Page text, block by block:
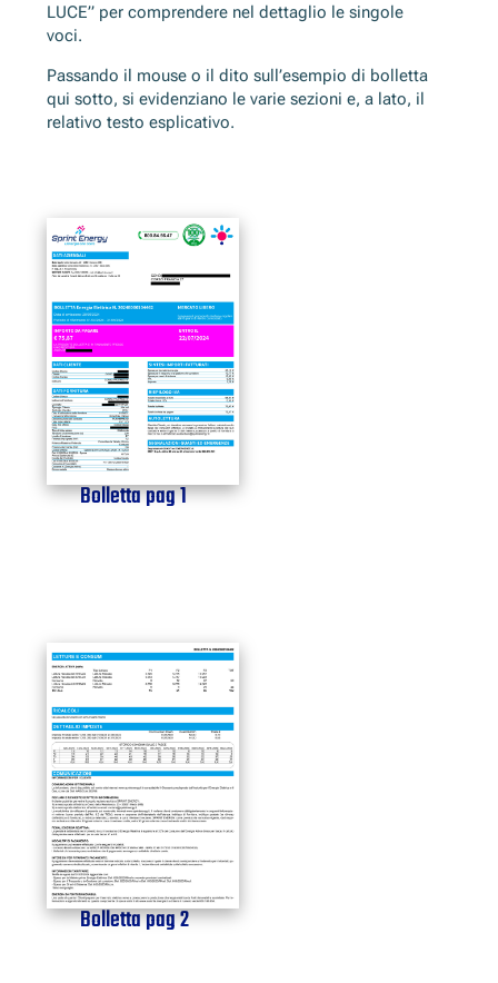
LUCE” per comprendere nel dettaglio le singole
voci.
Passando il mouse o il dito sull’esempio di bolletta
qui sotto, si evidenziano le varie sezioni e, a lato, il
relativo testo esplicativo.
Bolletta pag 1
Bolletta pag 2